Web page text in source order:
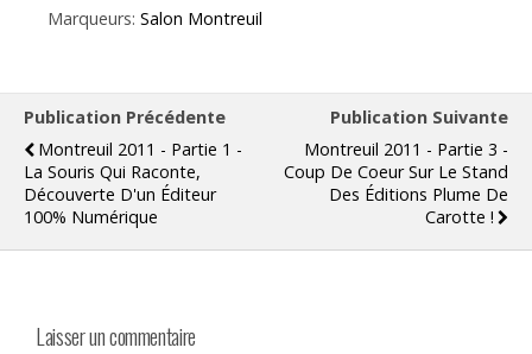
Marqueurs: Salon Montreuil
Publication Précédente
Montreuil 2011 - Partie 1 -
La Souris Qui Raconte,
Découverte D'un Éditeur
100% Numérique
Publication Suivante
Montreuil 2011 - Partie 3 -
Coup De Coeur Sur Le Stand
Des Éditions Plume De
Carotte !
Laisser un commentaire